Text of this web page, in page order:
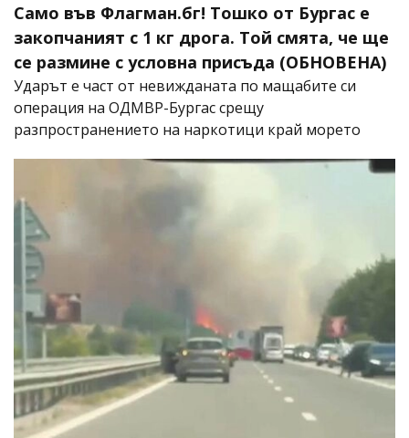
Само във Флагман.бг! Тошко от Бургас е
закопчаният с 1 кг дрога. Той смята, че ще
се размине с условна присъда (ОБНОВЕНА)
Ударът е част от невижданата по мащабите си
операция на ОДМВР-Бургас срещу
разпространението на наркотици край морето